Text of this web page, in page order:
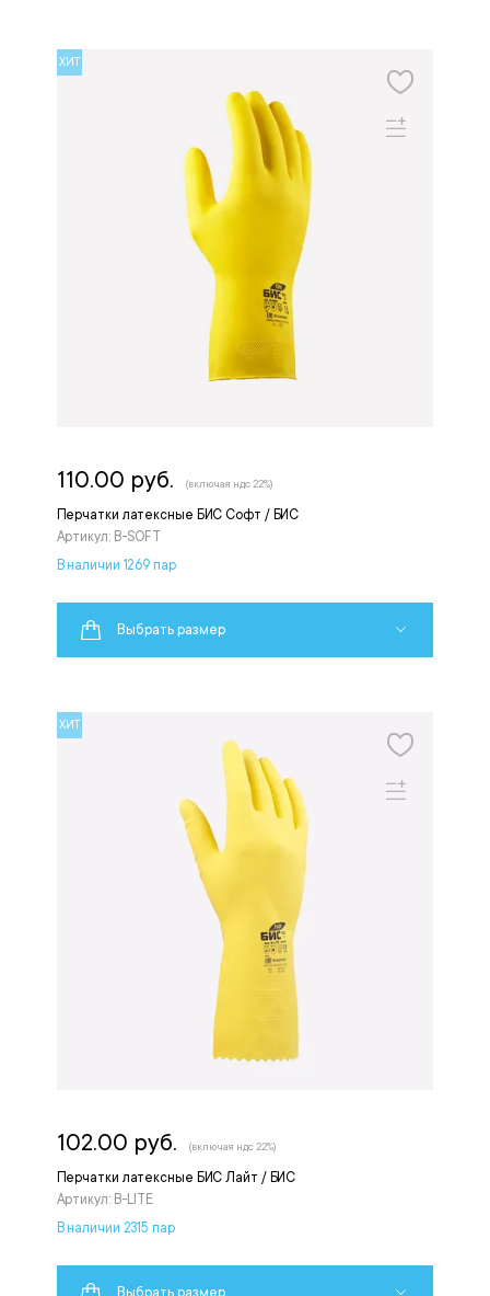
ХИТ
Перчатки латексные БИС Софт / БИС
Артикул: B-SOFT
110.00 руб. (включая ндс 22%)
В наличии 1269 пар
Выбрать размер
ХИТ
Перчатки латексные БИС Лайт / БИС
Артикул: B-LITE
102.00 руб. (включая ндс 22%)
В наличии 2315 пар
Выбрать размер